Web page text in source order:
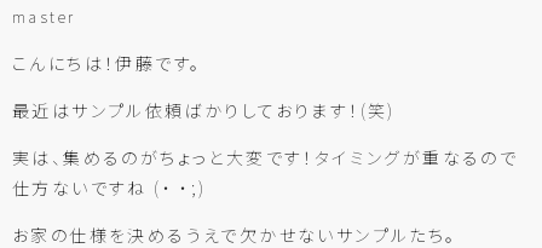
master
こんにちは！伊藤です。
最近はサンプル依頼ばかりしております！(笑)
実は、集めるのがちょっと大変です！タイミングが重なるので
仕方ないですね (・ ・;)
お家の仕様を決めるうえで欠かせないサンプルたち。